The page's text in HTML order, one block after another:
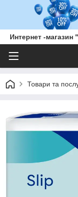
Интернет -магазин
Товари та